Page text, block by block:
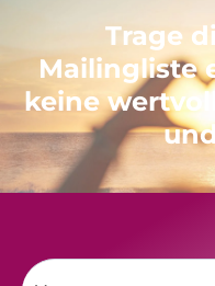
Like uns auf
Trage
Mailingliste
keine
Vorname